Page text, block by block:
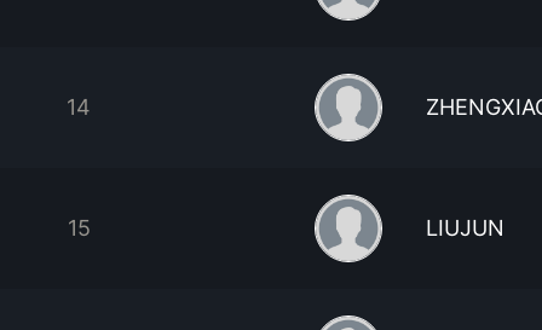
14
15 LIUJUN